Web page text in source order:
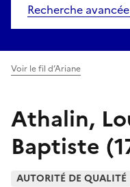
Recherche avancée
Voir le fil d’Ariane
Athalin,
Baptiste
AUTORITÉ DE QUALITÉ